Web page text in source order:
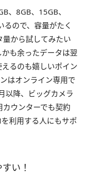
、8GB、15GB、
ので、容量がたく
から試してみたい
も余ったデータは翌
るのも嬉しいポイン
はオンライン専用で
以降、ビッグカメラ
ウンターでも契約
利用する人にもサポ
い！